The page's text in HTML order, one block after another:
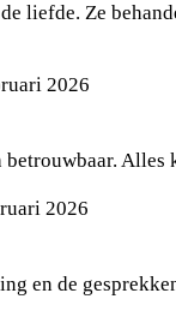
liefde. Ze
2026
betrouwbaar. Alles
2026
en de